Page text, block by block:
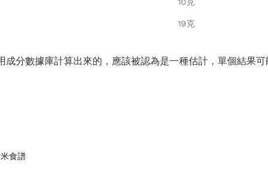
19克
成分數據庫計算出來的，應該被認為是一種估計，單個結果可
食譜